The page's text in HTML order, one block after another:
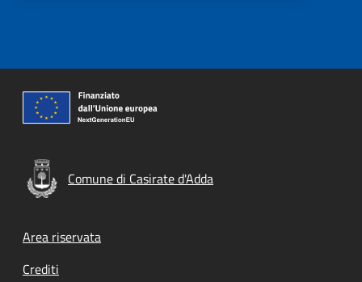
Comune di Casirate d'Adda
Footer menu
Area riservata
Crediti